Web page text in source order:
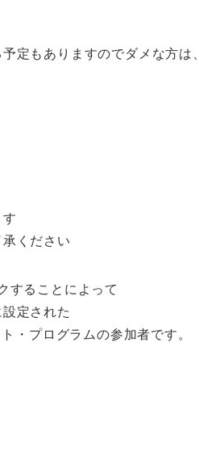
定もありますのでダメな方は、
ください
することによって
定された
・プログラムの参加者です。